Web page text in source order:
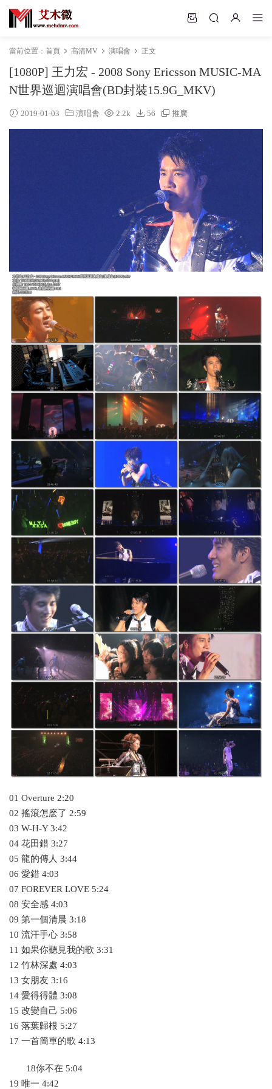
當前位置： 首頁 高清MV 演唱會 正文
[1080P] 王力宏 - 2008 Sony Ericsson MUSIC-MA
N世界巡迴演唱會(BD封裝15.9G_MKV)
2019-01-03 演唱會 2.2k 56 推廣
01 Overture 2:20
02 搖滾怎麽了 2:59
03 W-H-Y 3:42
04 花田錯 3:27
05 龍的傳人 3:44
06 愛錯 4:03
07 FOREVER LOVE 5:24
08 安全感 4:03
09 第一個清晨 3:18
10 流汗手心 3:58
11 如果你聽見我的歌 3:31
12 竹林深處 4:03
13 女朋友 3:16
14 愛得得體 3:08
15 改變自己 5:06
16 落葉歸根 5:27
17 一首簡單的歌 4:13
18你不在 5:04
19 唯一 4:42